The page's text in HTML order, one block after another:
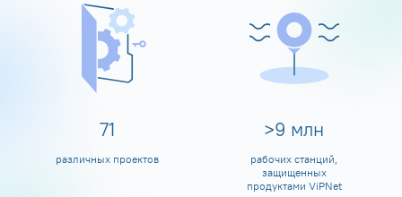
80
различных проектов
>10 млн
рабочих станций,
защищенных
продуктами ViPNet